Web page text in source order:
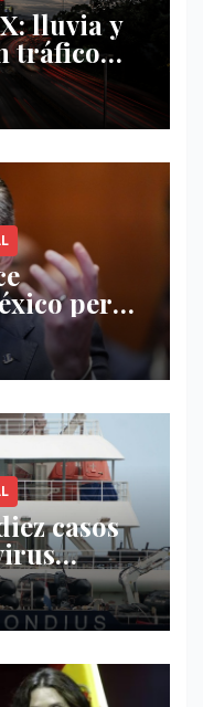
lluvia y
tráfico
pero
casos
MV